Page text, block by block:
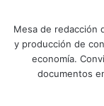
Mesa de redacción
y producción de
economía.
documentos